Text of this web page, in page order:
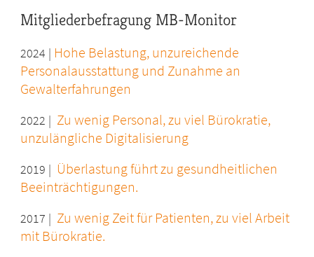
Mitgliederbefragung MB-Monitor
2024 | Hohe Belastung, unzureichende
Personalausstattung und Zunahme an
Gewalterfahrungen
2022 | Zu wenig Personal, zu viel Bürokratie,
unzulängliche Digitalisierung
2019 | Überlastung führt zu gesundheitlichen
Beeinträchtigungen.
2017 | Zu wenig Zeit für Patienten, zu viel Arbeit
mit Bürokratie.